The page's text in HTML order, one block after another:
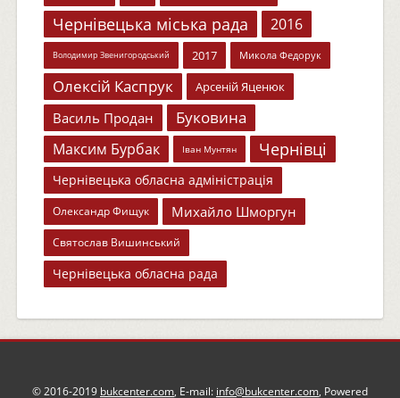
Чернівецька міська рада 2016
Володимир Звенигородський 2017 Микола Федорук
Олексій Каспрук Арсеній Яценюк
Василь Продан Буковина
Максим Бурбак Іван Мунтян Чернівці
Чернівецька обласна адміністрація
Олександр Фищук Михайло Шморгун
Святослав Вишинський
Чернівецька обласна рада
© 2016-2019 bukcenter.com, E-mail: info@bukcenter.com, Powered